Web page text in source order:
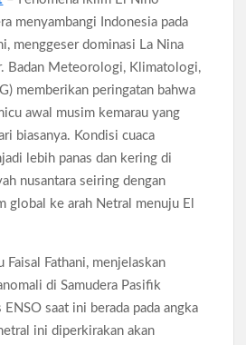
IDA22, Sri Mulyani Jadi Ketua
Padel pada Cedera Kaki 2026
Jawab Maskapai Saat Delay
Tembus 4 Film Rp18 Triliun
menyambangi Indonesia pada
menggeser dominasi La Nina
Badan Meteorologi, Klimatologi,
memberikan peringatan bahwa
awal musim kemarau yang
biasanya. Kondisi cuaca
lebih panas dan kering di
nusantara seiring dengan
global ke arah Netral menuju El
Faisal Fathani, menjelaskan
di Samudera Pasifik
saat ini berada pada angka
ini diperkirakan akan